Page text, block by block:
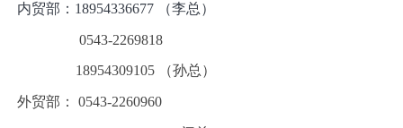
内贸部： 18954336677 （李总）
0543-2269818
18954309105 （孙总）
外贸部： 0543-2260960